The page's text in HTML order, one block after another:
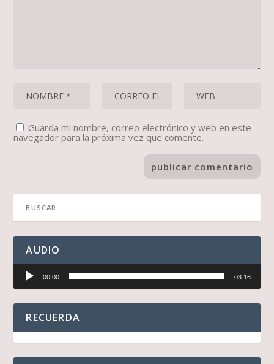
Guarda mi nombre, correo electrónico y web en este
navegador para la próxima vez que comente.
AUDIO
Reproductor
audio
00:00 03:16
RECUERDA